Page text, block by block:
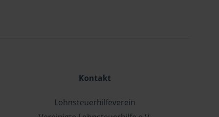
Kontakt
Lohnsteuerhilfeverein